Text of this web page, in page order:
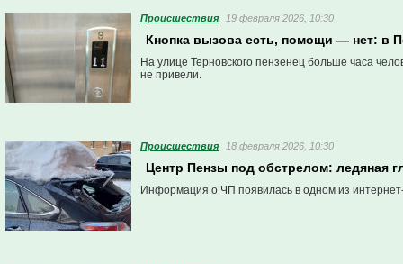
Проиcшествия 19 февраля 2026, 10:30
Кнопка вызова есть, помощи — нет: в
На улице Терновского пензенец больше часа
не привели.
Проиcшествия 18 февраля 2026, 10:30
Центр Пензы под обстрелом: ледяная
Информация о ЧП появилась в одном из